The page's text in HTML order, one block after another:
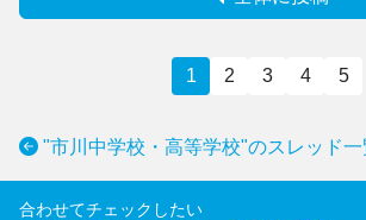
1 2 3 4 5
"市川中学校・高等学校"のスレッド一
合わせてチェックしたい